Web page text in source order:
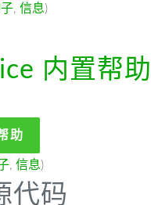
, 信息)
内置帮助
助
, 信息)
代码